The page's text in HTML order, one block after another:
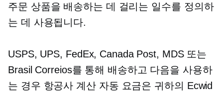
주문 상품을 배송하는 데 걸리는 일수를 정의하
는 데 사용됩니다.
USPS, UPS, FedEx, Canada Post, MDS 또는
Brasil Correios를 통해 배송하고 다음을 사용하
는 경우 항공사 계산자동 요금은 귀하의 Ecwid